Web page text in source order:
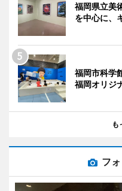
福岡県立美
を中心に、
福岡市科学
福岡オリジ
も
フ